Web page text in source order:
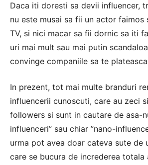
Daca iti doresti sa devii influencer,
nu este musai sa fii un actor faimos
TV, si nici macar sa fii dornic sa iti
uri mai mult sau mai putin
convinge companiile sa te
In prezent, tot mai multe branduri
influencerii cunoscuti, care au zeci
followers si sunt in cautare de asa-
influenceri” sau chiar ”nano-
urma pot avea doar cateva sute de
care se bucura de increderea